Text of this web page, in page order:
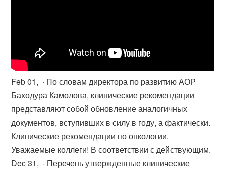
Feb 01, · По словам директора по развитию АОР
Баходура Камолова, клинические рекомендации
представляют собой обновление аналогичных
документов, вступивших в силу в году, а фактически.
Клинические рекомендации по онкологии.
Уважаемые коллеги! В соответствии с действующим.
Dec 31, · Перечень утвержденные клинические